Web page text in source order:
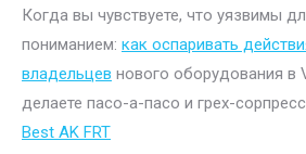
Когда вы чувствуете, что уязвимы
пониманием: как оспаривать
владельцев нового оборудования в
делаете пасо-а-пасо и грех-
Best AK FRT